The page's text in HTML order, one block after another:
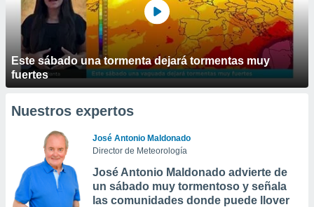
Este sábado una tormenta dejará tormentas muy
fuertes
Nuestros expertos
José Antonio Maldonado
Director de Meteorología
José Antonio Maldonado advierte de
un sábado muy tormentoso y señala
las comunidades donde puede llover